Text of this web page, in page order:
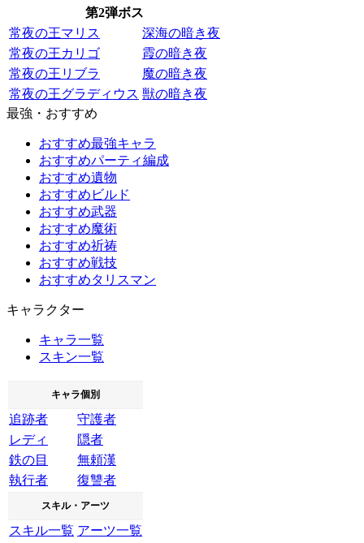
第2弾ボス
常夜の王マリス
深海の暗き夜
常夜の王カリゴ
霞の暗き夜
常夜の王リブラ
魔の暗き夜
常夜の王グラディウス 獣の暗き夜
最強・おすすめ
おすすめ最強キャラ
おすすめパーティ編成
おすすめ遺物
おすすめビルド
おすすめ武器
おすすめ魔術
おすすめ祈祷
おすすめ戦技
おすすめタリスマン
キャラクター
キャラ一覧
スキン一覧
キャラ個別
追跡者
守護者
レディ
隠者
鉄の目
無頼漢
執行者
復讐者
スキル・アーツ
スキル一覧 アーツ一覧